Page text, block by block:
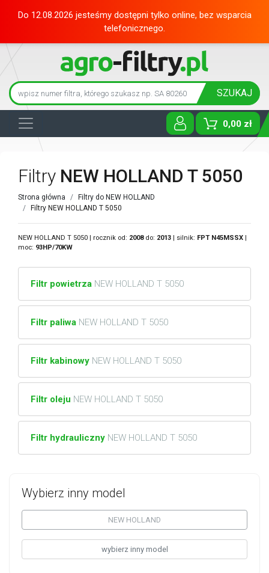
Do 12.08.2026 jesteśmy dostępni tylko online, bez wsparcia
telefonicznego.
SZUKAJ
0,00 zł
Toggle
Wybierz inny model
NEW HOLLAND
wybierz inny model
Filtry NEW HOLLAND T 5050
Strona główna
Filtry do NEW HOLLAND
Filtry NEW HOLLAND T 5050
NEW HOLLAND T 5050 | rocznik od: 2008do: 2013 | silnik: FPT N45MSSX |
moc: 93HP/70KW
Filtr powietrza NEW HOLLAND T 5050
Filtr paliwa NEW HOLLAND T 5050
Filtr kabinowy NEW HOLLAND T 5050
Filtr oleju NEW HOLLAND T 5050
Filtr hydrauliczny NEW HOLLAND T 5050